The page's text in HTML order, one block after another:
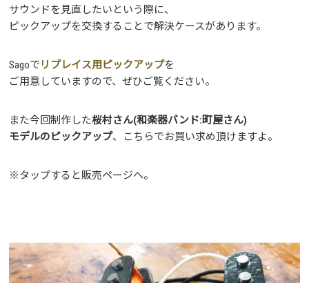
サウンドを見直したいという際に、
ピックアップを交換することで解決ケースがあります。
Sagoで リプレイス用ピックアップを
ご用意していますので、ぜひご覧ください。
また今回制作した桜村さん(和楽器バンド:町屋さん)
モデルのピックアップ、こちらでお買い求め頂けますよ。
※タップすると販売ページへ。